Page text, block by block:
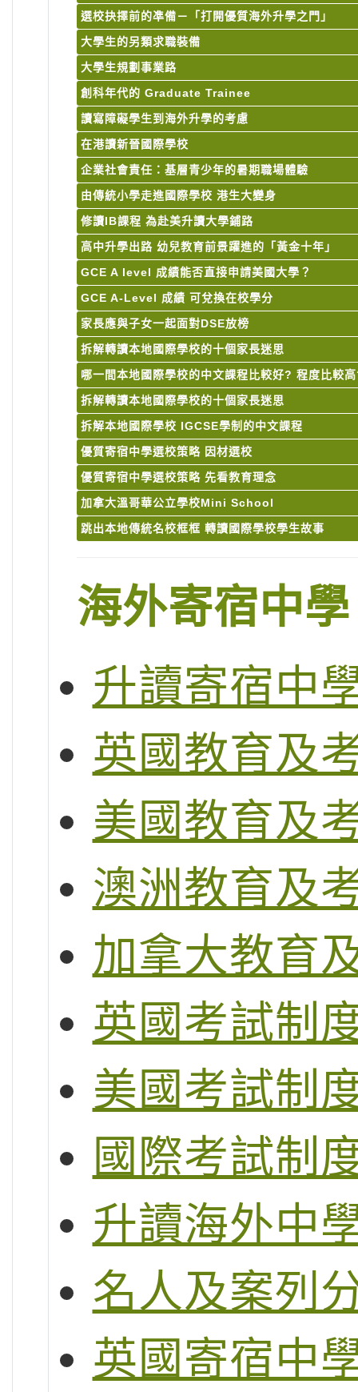
選校抉擇前的凖備－「打開優質海外升學之門」
大學生的另類求職裝備
大學生規劃事業路
創科年代的 Graduate Trainee
讀寫障礙學生到海外升學的考慮
在港讀新晉國際學校
企業社會責任：基層青少年的暑期職場體驗
由傳統小學走進國際學校 港生大變身
修讀IB課程 為赴美升讀大學鋪路
高中升學出路 幼兒教育前景躍進的「黃金十年」
GCE A level 成績能否直接申請美國大學？
GCE A-Level 成績 可兌換在校學分
家長應與子女一起面對DSE放榜
拆解轉讀本地國際學校的十個家長迷思
哪一間本地國際學校的中文課程比較好? 程度比較
拆解轉讀本地國際學校的十個家長迷思
拆解本地國際學校 IGCSE學制的中文課程
優質寄宿中學選校策略 因材選校
優質寄宿中學選校策略 先看教育理念
加拿大溫哥華公立學校Mini School
跳出本地傳統名校框框 轉讀國際學校學生故事
海外寄宿中學
升讀寄宿中
英國教育及
美國教育及
澳洲教育及
加拿大教育
英國考試制
美國考試制
國際考試制
升讀海外中
名人及案列
英國寄宿中